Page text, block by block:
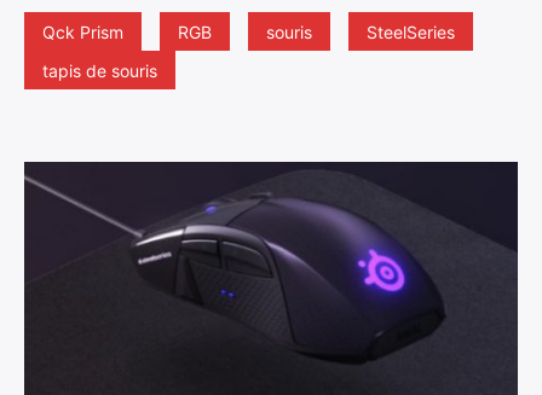
Qck Prism RGB souris
SteelSeries
tapis de souris